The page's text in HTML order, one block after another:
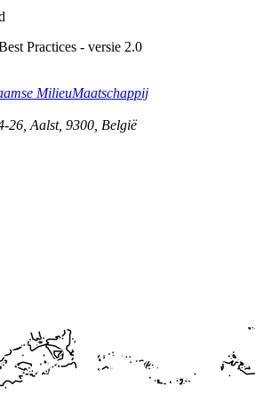
Practices - versie 2.0
MilieuMaatschappij
26 Aalst, 9300 België